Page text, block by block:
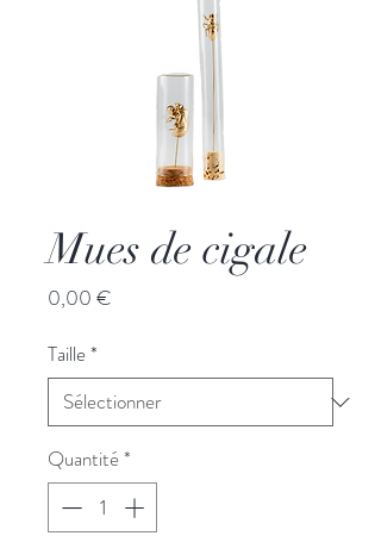
Mues de cigale
0,00 €
Taille*
Quantité*